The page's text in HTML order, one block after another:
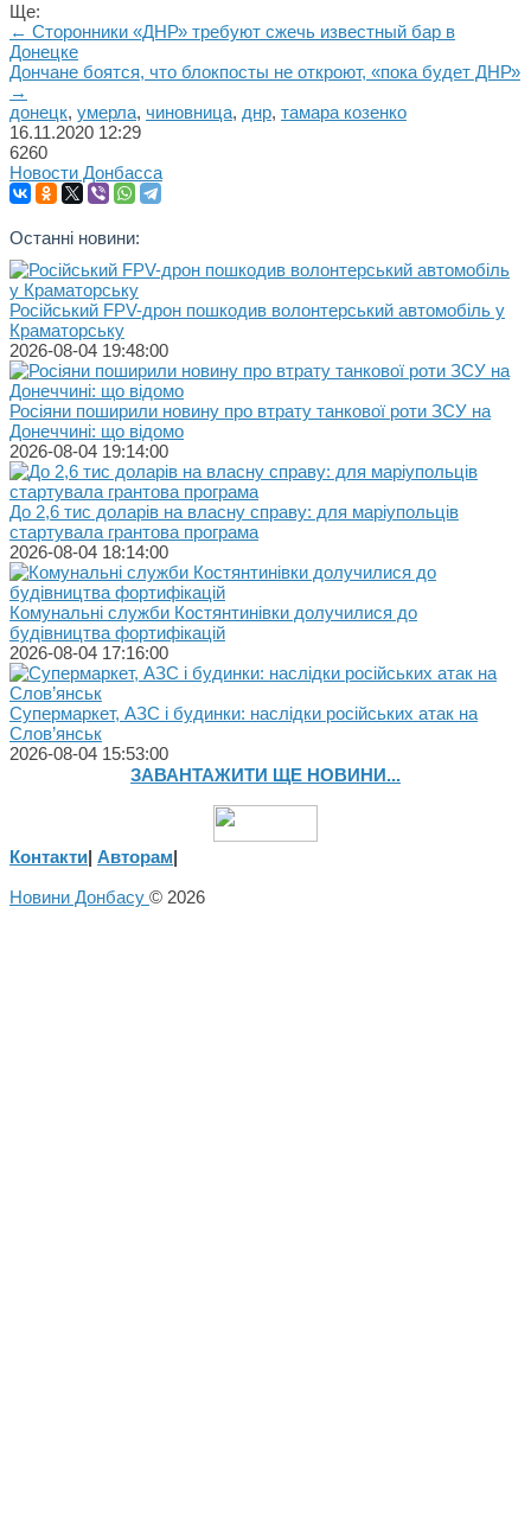
Ще:
← Сторонники «ДНР» требуют сжечь известный бар в
Донецке
Дончане боятся, что блокпосты не откроют, «пока будет ДНР»
→
донецк, умерла, чиновница, днр, тамара козенко
16.11.2020 12:29
6260
Новости Донбасса
Останні новини:
Російський FPV-дрон пошкодив волонтерський автомобіль у
Краматорську
2026-08-04 19:48:00
Росіяни поширили новину про втрату танкової роти ЗСУ на
Донеччині: що відомо
2026-08-04 19:14:00
До 2,6 тис доларів на власну справу: для маріупольців
стартувала грантова програма
2026-08-04 18:14:00
Комунальні служби Костянтинівки долучилися до
будівництва фортифікацій
2026-08-04 17:16:00
Супермаркет, АЗС і будинки: наслідки російських атак на
Слов’янськ
2026-08-04 15:53:00
ЗАВАНТАЖИТИ ЩЕ НОВИНИ...
Контакти| Авторам|
Новини Донбасу © 2026